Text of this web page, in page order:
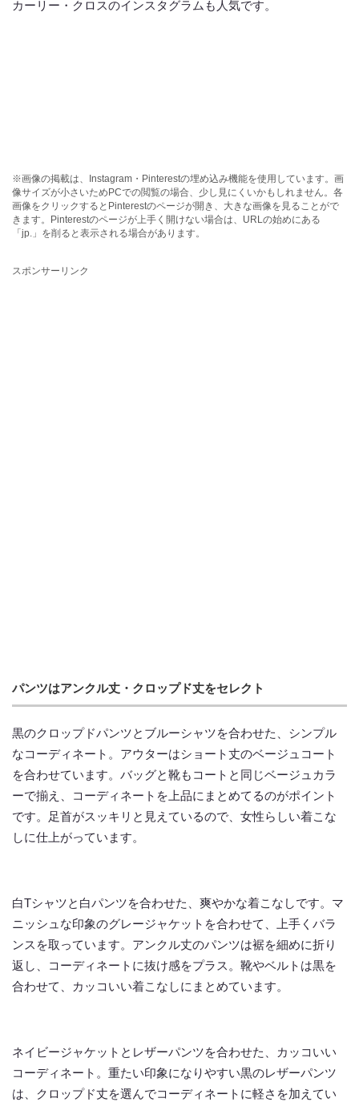
カーリー・クロスのインスタグラムも人気です。
※画像の掲載は、Instagram・Pinterestの埋め込み機能を使用しています。画
像サイズが小さいためPCでの閲覧の場合、少し見にくいかもしれません。各
画像をクリックするとPinterestのページが開き、大きな画像を見ることがで
きます。Pinterestのページが上手く開けない場合は、URLの始めにある
「jp.」を削ると表示される場合があります。
スポンサーリンク
パンツはアンクル丈・クロップド丈をセレクト
黒のクロップドパンツとブルーシャツを合わせた、シンプル
なコーディネート。アウターはショート丈のベージュコート
を合わせています。バッグと靴もコートと同じベージュカラ
ーで揃え、コーディネートを上品にまとめてるのがポイント
です。足首がスッキリと見えているので、女性らしい着こな
しに仕上がっています。
白Tシャツと白パンツを合わせた、爽やかな着こなしです。マ
ニッシュな印象のグレージャケットを合わせて、上手くバラ
ンスを取っています。アンクル丈のパンツは裾を細めに折り
返し、コーディネートに抜け感をプラス。靴やベルトは黒を
合わせて、カッコいい着こなしにまとめています。
ネイビージャケットとレザーパンツを合わせた、カッコいい
コーディネート。重たい印象になりやすい黒のレザーパンツ
は、クロップド丈を選んでコーディネートに軽さを加えてい